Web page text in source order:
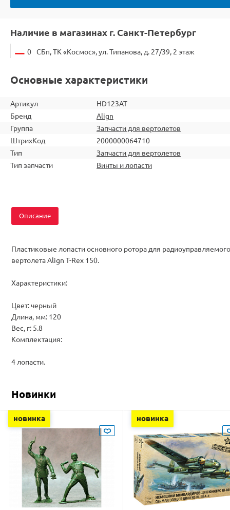
Наличие в магазинах г. Санкт-Петербург
0 СБп, ТК «Космос», ул. Типанова, д. 27/39, 2 этаж
Основные характеристики
Артикул
HD123AT
Бренд
Align
Группа
Запчасти для вертолетов
ШтрихКод
2000000064710
Тип
Запчасти для вертолетов
Тип запчасти
Винты и лопасти
Описание
Пластиковые лопасти основного ротора для радиоуправляемого
вертолета Align T-Rex 150.
Характеристики:
Цвет: черный
Длина, мм: 120
Вес, г: 5.8
Комплектация:
4 лопасти.
Новинки
новинка новинка